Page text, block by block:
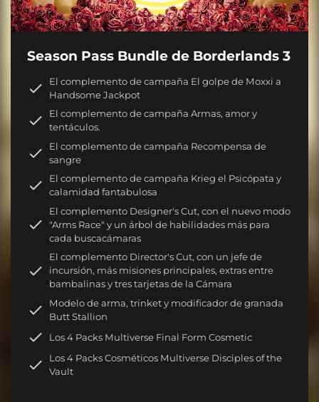
Season Pass Bundle de Borderlands 3
El complemento de campaña El golpe de Moxxi a
Handsome Jackpot
El complemento de campaña Armas, amor y
tentáculos.
El complemento de campaña Recompensa de
sangre
El complemento de campaña Krieg el Psicópata y
calamidad fantabulosa
El complemento Designer's Cut, con el nuevo modo
"Arms Race" y un árbol de habilidades más para
cada buscacámaras
El complemento Director's Cut, con un jefe de
incursión, más misiones principales, extras entre
bambalinas y tres tarjetas de la Cámara
Modelo de arma, trinket y modificador de granada
Butt Stallion
Los 4 Packs Multiverse Final Form Cosmetic
Los 4 Packs Cosméticos Multiverse Disciples of the
Vault